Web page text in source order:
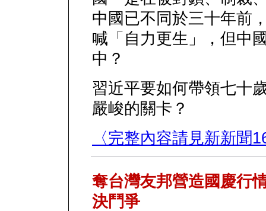
中國已不同於三十年前
喊「自力更生」，但中
中？
習近平要如何帶領七十
嚴峻的關卡？
〈完整內容請見新新聞
奪台灣友邦營造國慶行
決鬥爭